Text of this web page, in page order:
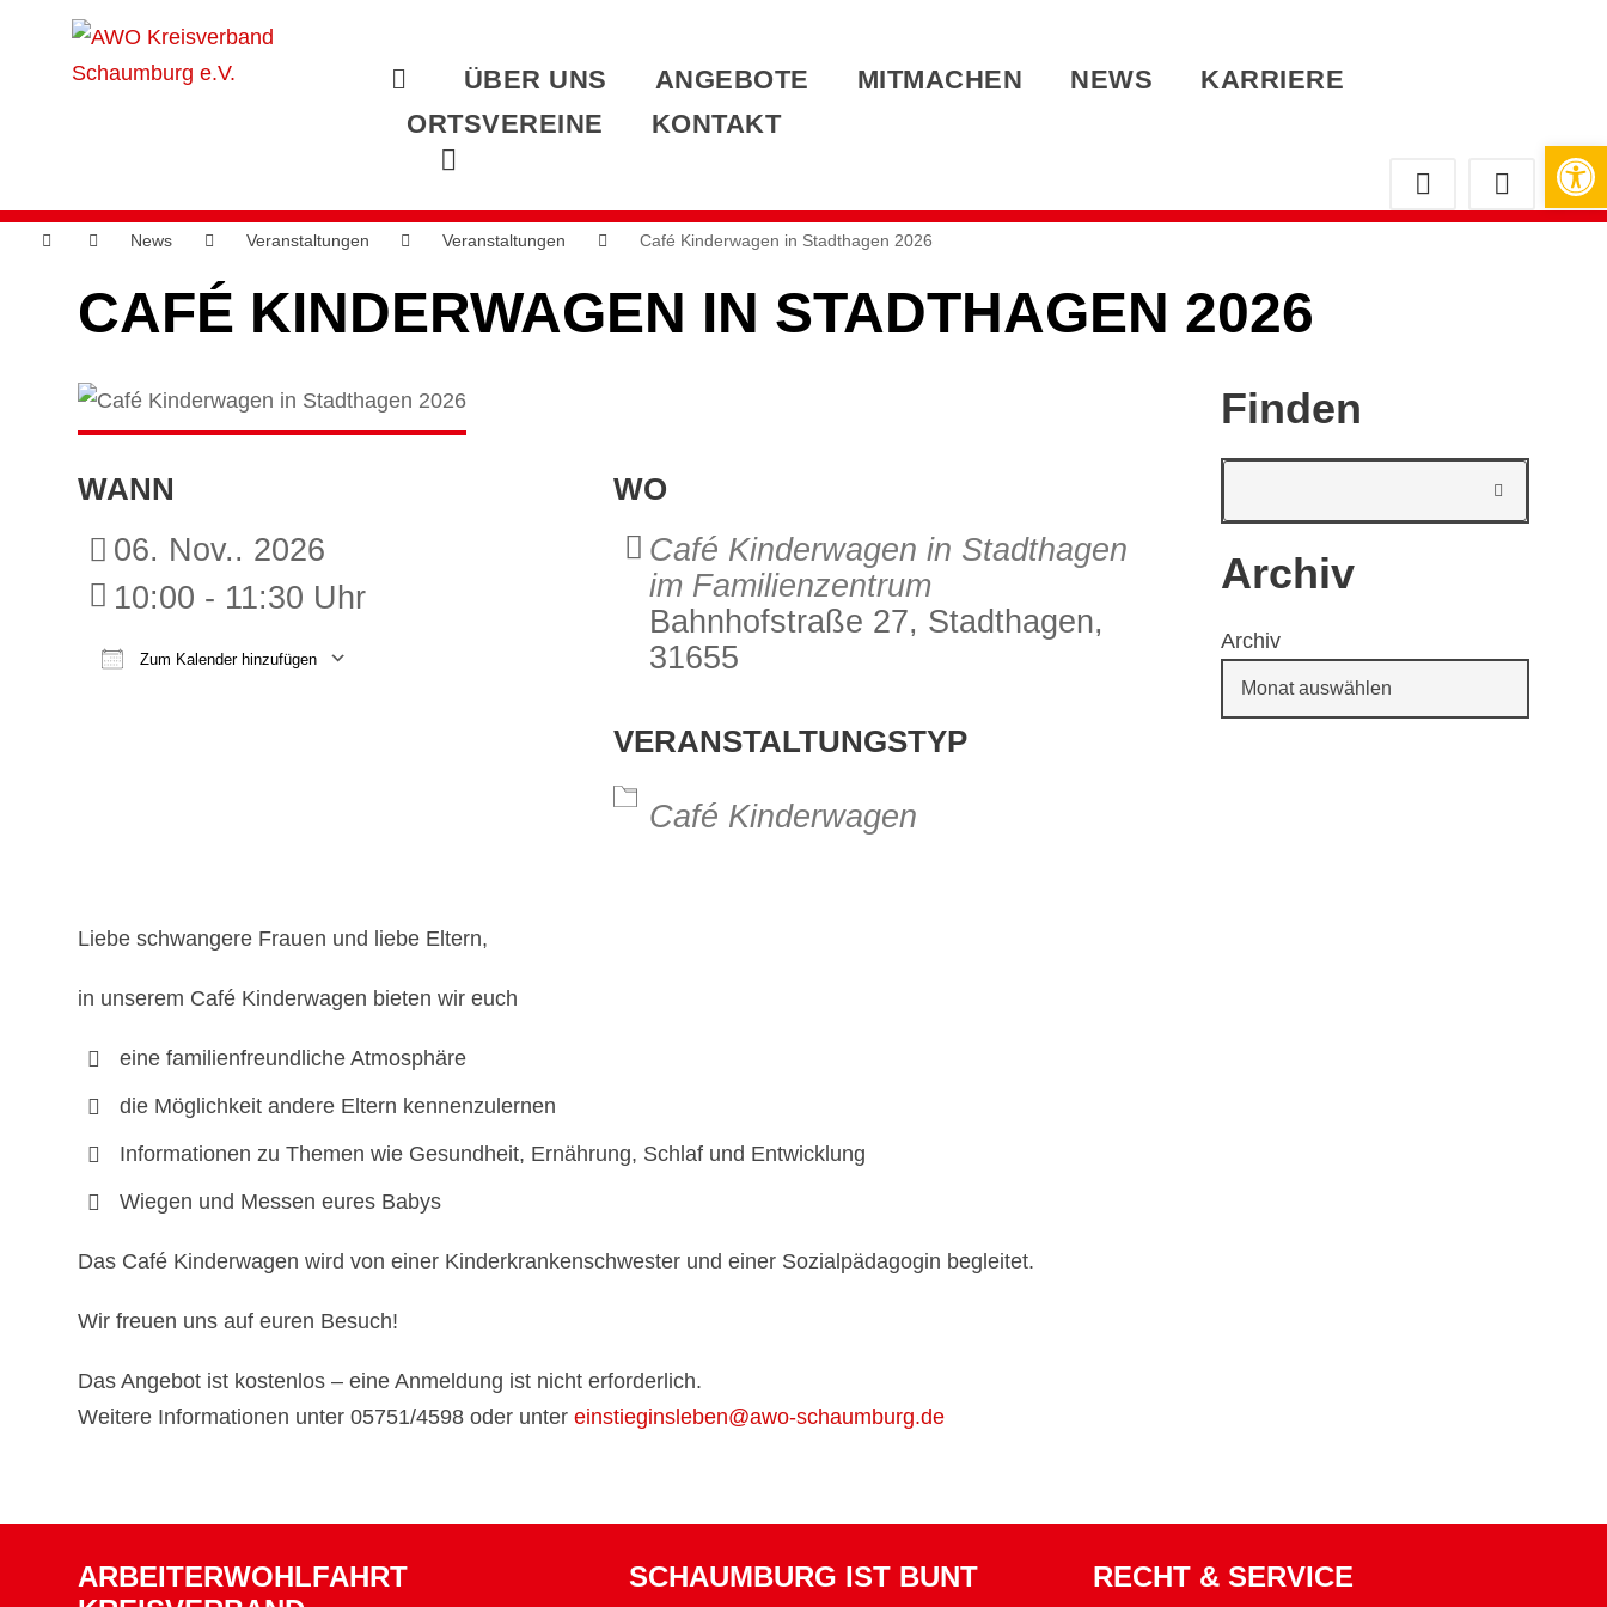
ÜBER UNS ANGEBOTE MITMACHEN NEWS
KARRIERE
ORTSVEREINE
KONTAKT
News Veranstaltungen Veranstaltungen Café Kinderwagen in Stadthagen 2026
CAFÉ KINDERWAGEN IN STADTHAGEN 2026
WANN
06. Nov.. 2026
10:00 - 11:30 Uhr
Zum Kalender hinzufügen
Outlook Live
WO
Café Kinderwagen in Stadthagen
im Familienzentrum
Bahnhofstraße 27, Stadthagen,
31655
VERANSTALTUNGSTYP
Café Kinderwagen
Liebe schwangere Frauen und liebe Eltern,
in unserem Café Kinderwagen bieten wir euch
eine familienfreundliche Atmosphäre
die Möglichkeit andere Eltern kennenzulernen
Informationen zu Themen wie Gesundheit, Ernährung, Schlaf und Entwicklung
Wiegen und Messen eures Babys
Das Café Kinderwagen wird von einer Kinderkrankenschwester und einer Sozialpädagogin begleitet.
Wir freuen uns auf euren Besuch!
Das Angebot ist kostenlos – eine Anmeldung ist nicht erforderlich.
Weitere Informationen unter 05751/4598 oder unter einstieginsleben@awo-schaumburg.de
Finden
Archiv
Archiv
ARBEITERWOHLFAHRT
SCHAUMBURG IST BUNT RECHT & SERVICE
Werkzeugleiste öffnen